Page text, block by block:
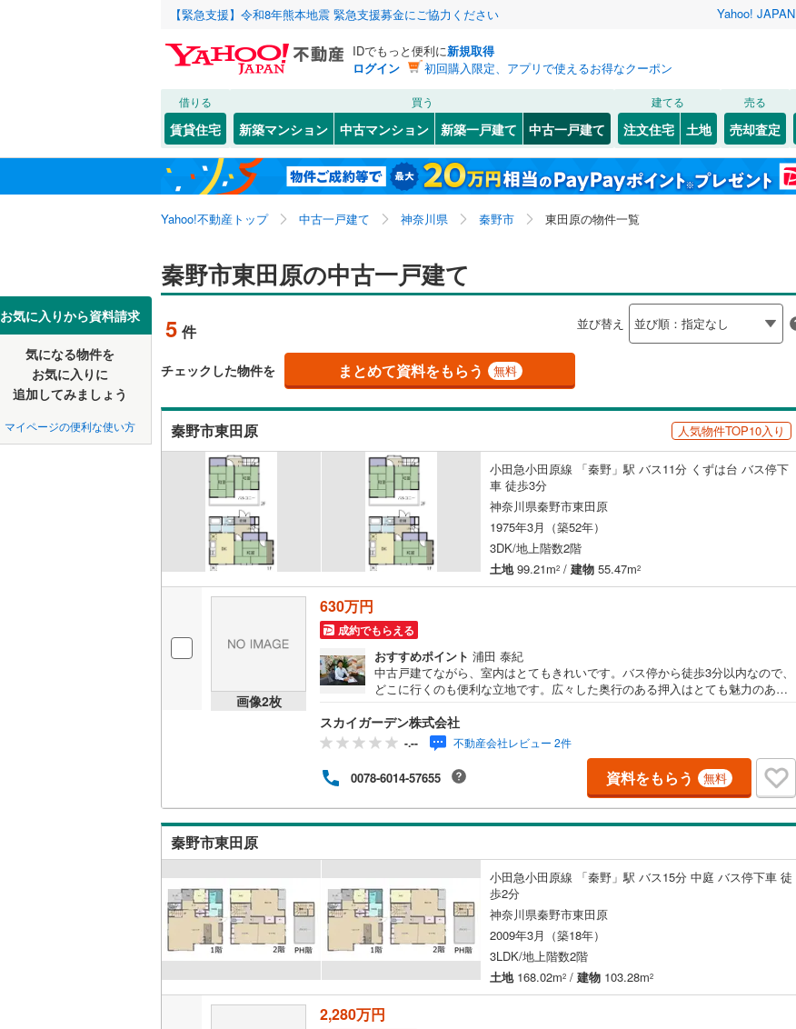
【緊急支援】令和8年熊本地震 緊急支援募金にご協力ください Yahoo! JAPAN
IDでもっと便利に新規取得
ログイン
初回購入限定、アプリで使えるお得なクーポン
借りる
賃貸住宅
買う
新築マンション 中古マンション 新築一戸建て 中古一戸建て
建てる
注文住宅 土地
売る
売却査定
Yahoo!不動産トップ 中古一戸建て 神奈川県 秦野市 東田原の物件一覧
お気に入りから資料請求
気になる物件を
お気に入りに
追加してみましょう
マイページの便利な使い方
秦野市東田原の中古一戸建て
5 件 並び替え
チェックした物件を まとめて資料をもらう 無料
秦野市東田原 人気物件TOP10入り
小田急小田原線 「秦野」駅 バス11分 くずは台 バス停下
車 徒歩3分
神奈川県秦野市東田原
1975年3月（築52年）
3DK/地上階数2階
土地99.21m2 / 建物 55.47m2
画像2枚
630万円
成約でもらえる
おすすめポイント 浦田 泰紀
中古戸建てながら、室内はとてもきれいです。バス停から徒歩3分以内なので、
どこに行くのも便利な立地です。広々した奥行のある押入はとても魅力のある
なっております。一戸建て購入をお考えなら、当社にお任せください。お気に
入りの住まいを見つけて、よりご希望に近い生活を送りましょう。ぜひ当社を
ご利用くださいませ。この度は、数ある不動産会社の中からスカイガーデン株
式会社の物件情報をご覧になって頂き誠に有難う御座います。スカイガーデン
には経験豊富なスタッフが揃っています!! また、自社施工によるリノベーショ
ン、リフォーム工事、住宅ローンや保険、不動産に関する税金法律その他各種
手続きのことなど何でもお気軽にご相談ください。 お客様にいかに喜んでいた
ご案内できます。 お気軽にお電話ください。スタッフ一同、心よりお待ちして
おりますので宜しくお願い致します。
スカイガーデン株式会社
-.-- 不動産会社レビュー 2件
0078-6014-57655 資料をもらう 無料
秦野市東田原
小田急小田原線 「秦野」駅 バス15分 中庭 バス停下車 徒
歩2分
神奈川県秦野市東田原
2009年3月（築18年）
3LDK/地上階数2階
土地168.02m2 / 建物 103.28m2
2,280万円
北海道 北海道
東北 青森 岩手 宮城 秋田 山形
関東 東京 神奈川 埼玉 千葉
信越・北陸 新潟 長野
三重
近畿 大阪 兵庫
中国 鳥取 島根 岡山 広島 山口
四国 徳島 愛媛 高知
九州・沖縄 福岡 長崎
0
川崎市 川崎区(30) 幸区(7)
高津区(28) 多摩区(34)
麻生区
58)
横浜市 鶴見区(46)
(48
金沢区(24)
戸塚区(64)
緑区(57) 瀬谷区(41)
泉区(45) 青葉区(77)
相模原市 緑区(91) 中央区
神奈川県のその
ほかの地域
横須賀市(52)
藤沢市(123) 小田原市(77)
逗子市(10)
厚木市(129)
海老名市(48) 座間市(48)
綾瀬市(74)
19 中郡二宮町(12)
4 足柄上郡松田町(1)
足柄上郡開成町(3) 足柄下郡箱根町(2)
足柄下郡湯河原町(28) 愛甲郡愛川町(34)
0
今泉(2) 上大槻(1)
北矢名(2) 三屋(1)
曽屋
6 千村 (1)
西大竹
3)
羽根(3) 東田原(5)
堀山下(1)
南が丘(3)
0
JR
湘南新宿ライン（宇都宮～逗子）
(0)
湘南新宿ライン（前橋～小田原）
(0 )
南武線(0) 鶴見線(0 )
御殿場線(0)
横浜市営地下鉄グリーンライン( )
私鉄・その他 京王相模原線(0)
0)
東急新横浜線
京急本線(0)
京急逗子線(0) 京急久里浜線
相模鉄道いずみ野線
相模鉄道新横浜線
横浜高速鉄道みなとみらい線(0) 江ノ島電鉄
箱根登山鉄道
0
0
こだわり条件 リフォーム、リノベーション
リノベーション・リフォーム
（0）
築古・築30年以上（2）
設備
床暖房 0）
駐車場2台以上（3） ビルトインガレージ（1）
（1）
防犯カメラ（ 0）
バリアフリー住宅（0）
二世帯向け（ 平屋・1階建て （0）
サービスルーム（納戸）（0）
最寄りの駅が始発駅（0） 海まで2km以内（0）
配置、向き、建ち方、日当たり
前道6m以上（0） 角地 （2）
LD
リビングダイニング15畳以上
（2）
独立型キッチン（ 対面キッチン（ 3 ）
販売、価格、契約、入居関連など
浴室
0
検索条件を保存しました
この検索条件の新着物件通知は、 マイページから設定できます。
保存した条件を見る
神奈川県、秦野市、東田原
検索条件を保存する
マイページ
お気に入りリストを見る
閉じる
お気に入りリストを見る
閉じる